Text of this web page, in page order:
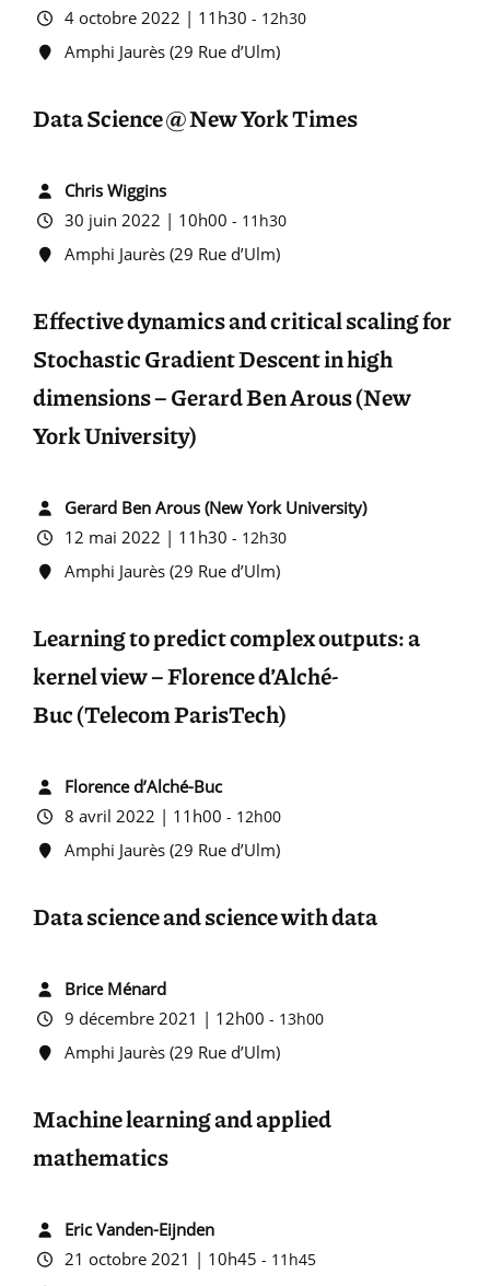
4 octobre 2022 | 11h30 - 12h30
Amphi Jaurès (29 Rue d’Ulm)
Data Science @ New York Times
Chris Wiggins
30 juin 2022 | 10h00 - 11h30
Amphi Jaurès (29 Rue d’Ulm)
Effective dynamics and critical scaling for
Stochastic Gradient Descent in high
dimensions – Gerard Ben Arous (New
York University)
Gerard Ben Arous (New York University)
12 mai 2022 | 11h30 - 12h30
Amphi Jaurès (29 Rue d’Ulm)
Learning to predict complex outputs: a
kernel view – Florence d’Alché-
Buc (Telecom ParisTech)
Florence d’Alché-Buc
8 avril 2022 | 11h00 - 12h00
Amphi Jaurès (29 Rue d’Ulm)
Data science and science with data
Brice Ménard
9 décembre 2021 | 12h00 - 13h00
Amphi Jaurès (29 Rue d’Ulm)
Machine learning and applied
mathematics
Eric Vanden-Eijnden
21 octobre 2021 | 10h45 - 11h45